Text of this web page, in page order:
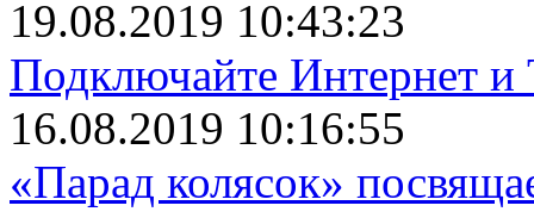
19.08.2019 10:43:23
Подключайте Интернет и
16.08.2019 10:16:55
«Парад колясок»